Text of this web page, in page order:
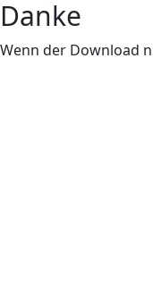
Danke
Wenn der Download